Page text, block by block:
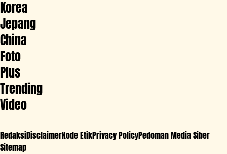
Korea
Jepang
China
Foto
Plus
Trending
Video
RedaksiDisclaimerKode EtikPrivacy PolicyPedoman Media Siber
Sitemap